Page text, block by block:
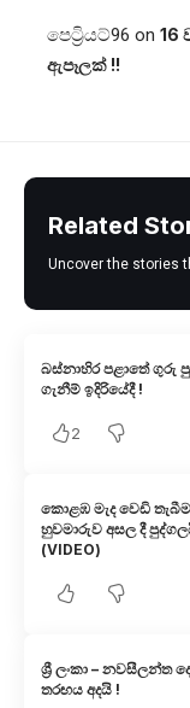
පෙට්‍රියට්96 on 16
ඇපෑලක් !!
Related
Uncover the stories
බස්නාහිර පළාතේ ගුරු
ගැනීම් ඉදිරියේදී !
2
කොළඹ මැද වෙඩි
හුවමාරුව අසල දී
(VIDEO)
ශ්‍රී ලංකා – නවසීලන්ත
තරඟය අදයි !